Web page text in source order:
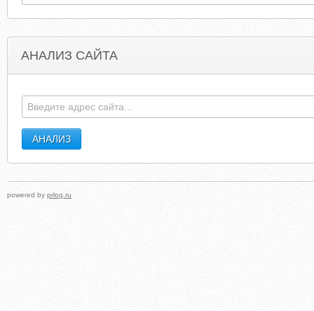
АНАЛИЗ САЙТА
powered by prlog.ru